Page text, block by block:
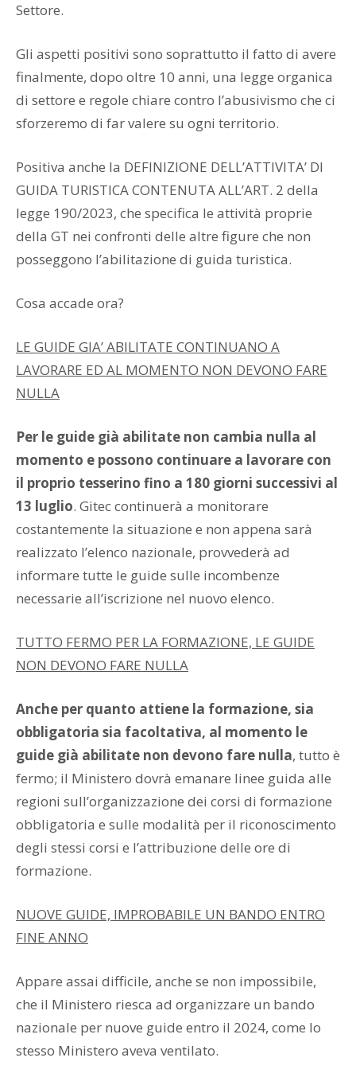
Settore.
Gli aspetti positivi sono soprattutto il fatto di avere
finalmente, dopo oltre 10 anni, una legge organica
di settore e regole chiare contro l’abusivismo che ci
sforzeremo di far valere su ogni territorio.
Positiva anche la DEFINIZIONE DELL’ATTIVITA’ DI
GUIDA TURISTICA CONTENUTA ALL’ART. 2 della
legge 190/2023, che specifica le attività proprie
della GT nei confronti delle altre figure che non
posseggono l’abilitazione di guida turistica.
Cosa accade ora?
LE GUIDE GIA’ ABILITATE CONTINUANO A
LAVORARE ED AL MOMENTO NON DEVONO FARE
NULLA
Per le guide già abilitate non cambia nulla al
momento e possono continuare a lavorare con
il proprio tesserino fino a 180 giorni successivi al
13 luglio. Gitec continuerà a monitorare
costantemente la situazione e non appena sarà
realizzato l’elenco nazionale, provvederà ad
informare tutte le guide sulle incombenze
necessarie all’iscrizione nel nuovo elenco.
TUTTO FERMO PER LA FORMAZIONE, LE GUIDE
NON DEVONO FARE NULLA
Anche per quanto attiene la formazione, sia
obbligatoria sia facoltativa, al momento le
guide già abilitate non devono fare nulla, tutto è
fermo; il Ministero dovrà emanare linee guida alle
regioni sull’organizzazione dei corsi di formazione
obbligatoria e sulle modalità per il riconoscimento
degli stessi corsi e l’attribuzione delle ore di
formazione.
NUOVE GUIDE, IMPROBABILE UN BANDO ENTRO
FINE ANNO
Appare assai difficile, anche se non impossibile,
che il Ministero riesca ad organizzare un bando
nazionale per nuove guide entro il 2024, come lo
stesso Ministero aveva ventilato.